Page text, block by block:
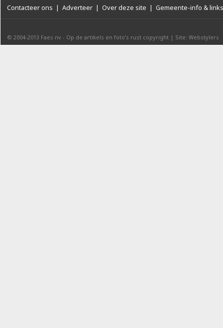
Contacteer ons | Adverteer | Over deze site | Gemeente-info & links
© 2004-2013 Faes nv - Op de artikels en foto’s rust copyright | Site: Webstylers